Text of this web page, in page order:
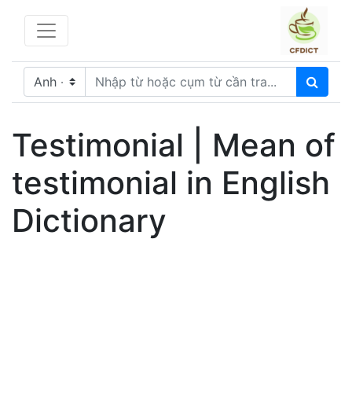
Testimonial | Mean of
testimonial in English
Dictionary